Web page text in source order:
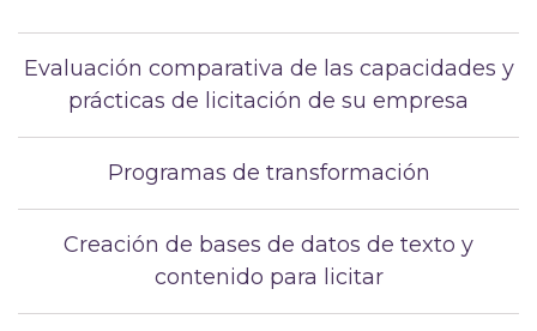
Evaluación comparativa de las capacidades y
prácticas de licitación de su empresa
Programas de transformación
Creación de bases de datos de texto y
contenido para licitar